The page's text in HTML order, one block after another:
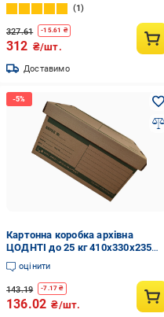
1
327.61 -15.61 ₴
312 ₴/шт.
Доставимо
Картонна коробка архівна
ЦОДНТІ до 25 кг 410x330x235
мм (GB-410-4)
оцінити
143.19 -7.17 ₴
136.02 ₴/шт.